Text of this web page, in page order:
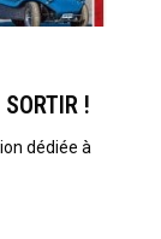
!
dédiée à